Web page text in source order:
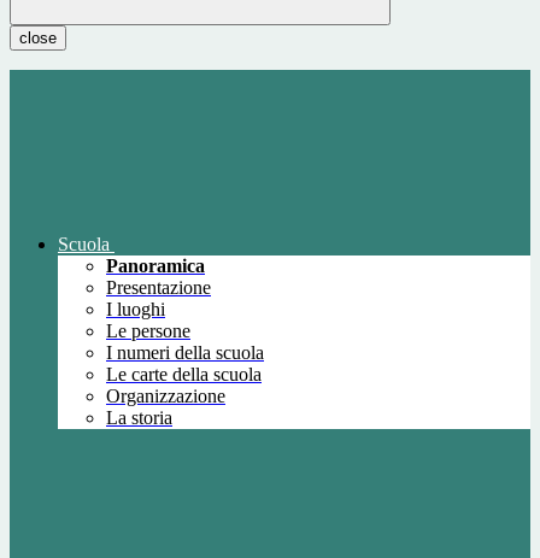
close
Scuola
Panoramica
Presentazione
I luoghi
Le persone
I numeri della scuola
Le carte della scuola
Organizzazione
La storia